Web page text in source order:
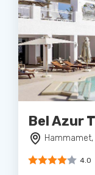
Bel Azur
Hammamet,
4.0